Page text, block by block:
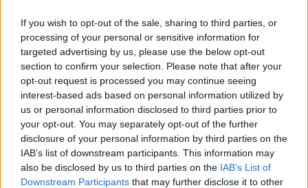
If you wish to opt-out of the sale, sharing to third parties, or
processing of your personal or sensitive information for
targeted advertising by us, please use the below opt-out
section to confirm your selection. Please note that after your
opt-out request is processed you may continue seeing
interest-based ads based on personal information utilized by
us or personal information disclosed to third parties prior to
your opt-out. You may separately opt-out of the further
disclosure of your personal information by third parties on the
IAB’s list of downstream participants. This information may
also be disclosed by us to third parties on the IAB’s List of
Downstream Participants that may further disclose it to other
formaggio cremoso” e “Prosciutto cotto, zucchine
grigliate e fiordilatte”, pensate per offrire soluzioni
di consumo pratiche e gustose durante la giornata.
L’insieme delle proposte estive di Pasticceria Grué
mette al centro la tecnica, la ricerca del gusto e
l’ascolto delle richieste dei clienti, con uno sguardo
sia alle tendenze come lanostalgia alimentaresia
alla sperimentazione di abbinamenti e formati. Il